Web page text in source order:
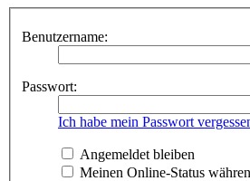
Benutzername:
Passwort:
Ich habe mein Passwort
Angemeldet bleiben
Meinen Online-Status